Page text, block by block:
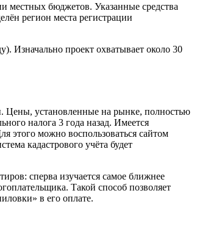
местных бюджетов. Указанные средства
регион места регистрации
Изначально проект охватывает около 30
Цены, установленные на рынке, полностью
налога 3 года назад. Имеется
этого можно воспользоваться сайтом
кадастрового учёта будет
сперва изучается самое ближнее
Такой способ позволяет
в его оплате.